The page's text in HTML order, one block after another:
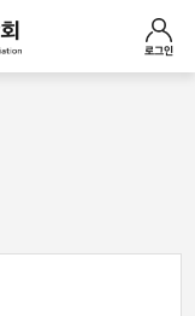
로그인